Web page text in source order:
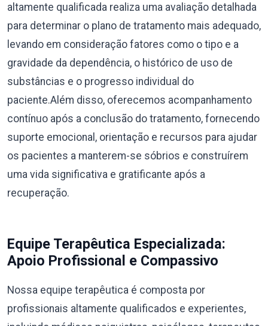
altamente qualificada realiza uma avaliação detalhada
para determinar o plano de tratamento mais adequado,
levando em consideração fatores como o tipo e a
gravidade da dependência, o histórico de uso de
substâncias e o progresso individual do
paciente.Além disso, oferecemos acompanhamento
contínuo após a conclusão do tratamento, fornecendo
suporte emocional, orientação e recursos para ajudar
os pacientes a manterem-se sóbrios e construírem
uma vida significativa e gratificante após a
recuperação.
Equipe Terapêutica Especializada:
Apoio Profissional e Compassivo
Nossa equipe terapêutica é composta por
profissionais altamente qualificados e experientes,